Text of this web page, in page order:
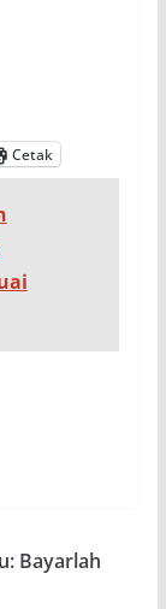
Cetak
Bayarlah